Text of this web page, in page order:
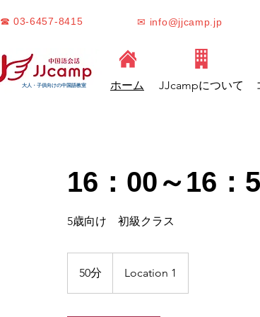
☎ 03-6457-8415 ✉ info@jjcamp.jp
大人・子供向けの中国語教室 ホーム JJcampについて
16：00～16：
5歳向け 初級クラス
50分
0
Location 1